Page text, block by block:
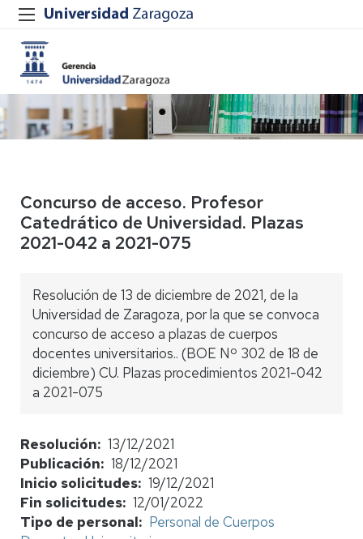
Concurso de acceso. Profesor
Catedrático de Universidad. Plazas
2021-042 a 2021-075
Resolución de 13 de diciembre de 2021, de la
Universidad de Zaragoza, por la que se convoca
concurso de acceso a plazas de cuerpos
docentes universitarios.. (BOE Nº 302 de 18 de
diciembre) CU. Plazas procedimientos 2021-042
a 2021-075
Resolución
13/12/2021
Publicación
18/12/2021
Inicio solicitudes 19/12/2021
Fin solicitudes 12/01/2022
Tipo de personal
Personal de Cuerpos